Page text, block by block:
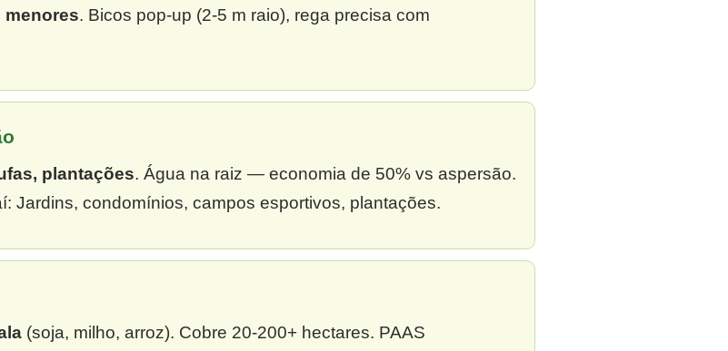
menores. Bicos pop-up (2-5 m raio), rega precisa com
plantações. Água na raiz — economia de 50% vs aspersão.
Jardins, condomínios, campos esportivos, plantações.
(soja, milho, arroz). Cobre 20-200+ hectares. PAAS